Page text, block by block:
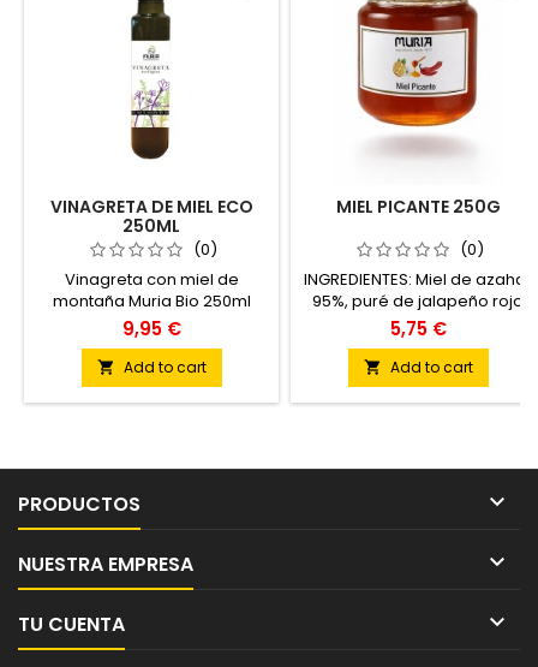
VINAGRETA DE MIEL ECO
250ML
(0)
Vinagreta con miel de
montaña Muria Bio 250ml
9,95 €
 Add to cart
MIEL PICANTE 250G
(0)
INGREDIENTES: Miel de azahar
95%, puré de jalapeño rojo
fermentado 5% (chile
jalapeño rojo fermentado
97% capsicum annum y sal).
ASPECTO VISUAL
(color): Color ámbar rojizo
cobre y al caramelo oscuro.
AROMA: Complejo y
matices vegetales
5,75 €
 Add to cart
PRODUCTOS 
NUESTRA EMPRESA 
TU CUENTA 